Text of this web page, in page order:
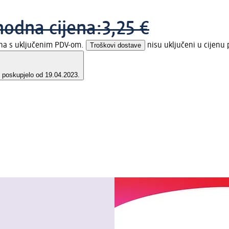
cijena:3,25 €
s uključenim PDV-om. Troškovi dostave nisu uključeni u cijenu
poskupjelo od 19.04.2023.